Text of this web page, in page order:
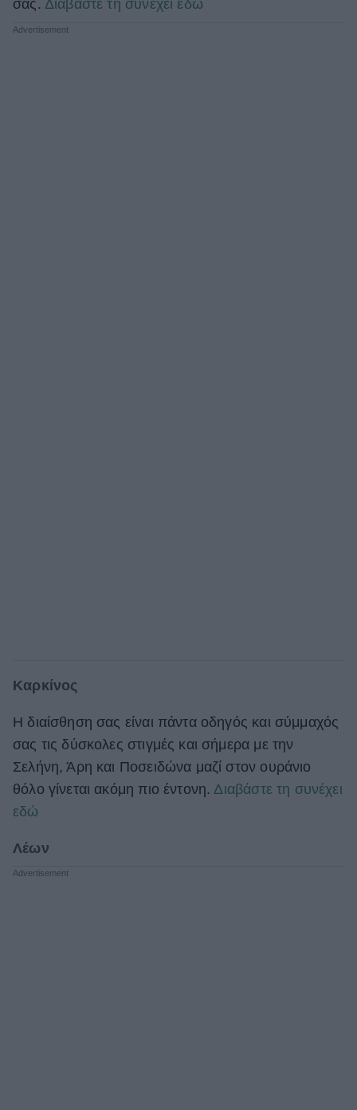
σας. Διαβάστε τη συνέχει εδώ
Καρκίνος
Η διαίσθηση σας είναι πάντα οδηγός και σύμμαχός
σας τις δύσκολες στιγμές και σήμερα με την
Σελήνη, Άρη και Ποσειδώνα μαζί στον ουράνιο
θόλο γίνεται ακόμη πιο έντονη.Διαβάστε τη συνέχει
εδώ
Λέων